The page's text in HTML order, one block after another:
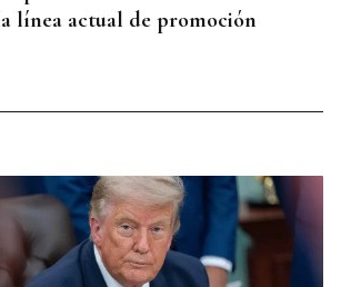
línea actual de promoción